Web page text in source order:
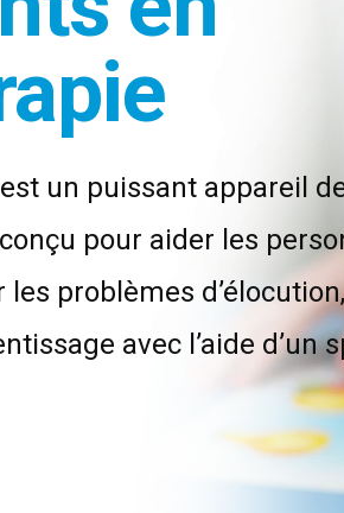
est un puissant appareil
pour aider les
problèmes
avec l’aide d’un